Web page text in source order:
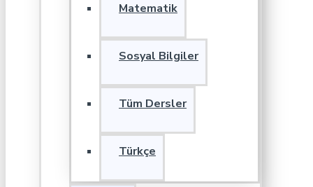
Matematik
Sosyal Bilgiler
Tüm Dersler
Türkçe